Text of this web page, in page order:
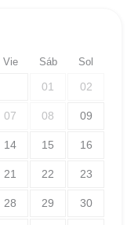
Vie Sáb Sol
01 02
07 08 09
14 15 16
21 22 23
28 29 30